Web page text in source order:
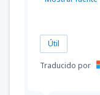
Útil
Traducido por